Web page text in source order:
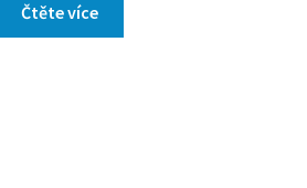
Čtěte více